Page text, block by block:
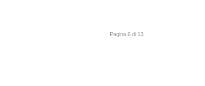
Pagina 6 di 13